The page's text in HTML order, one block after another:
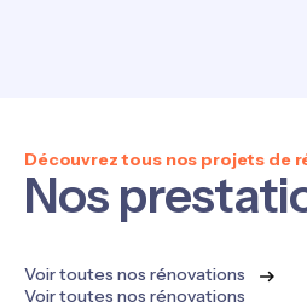
Découvrez tous nos projets de
Nos
Voir toutes nos rénovations
Voir toutes nos rénovations